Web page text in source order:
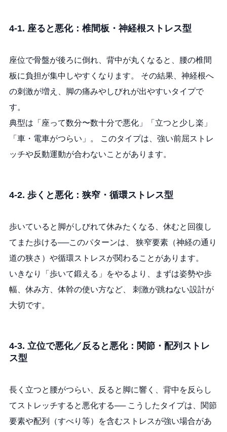
4-1. 座ると悪化：椎間板・神経根ストレス型
座位で骨盤が後ろに倒れ、背中が丸くなると、腰の椎間
板に負担が集中しやすくなります。 その結果、神経根へ
の刺激が増え、脚の痛みやしびれが出やすいタイプで
す。
典型は「座って数分〜数十分で悪化」「立つと少し楽」
「車・電車がつらい」。 このタイプは、強い前屈ストレ
ッチや反動運動が合わないことがあります。
4-2. 歩くと悪化：狭窄・循環ストレス型
歩いていると脚がしびれて休みたくなる、休むと回復し
てまた歩ける──このパターンは、 狭窄要素（神経の通り
道の狭さ）や循環ストレスが関わることがあります。
いきなり「歩いて鍛える」をやるより、まずは姿勢や歩
幅、休み方、体幹の使い方など、 刺激が跳ねない設計が
大切です。
4-3. 立位で悪化／反ると悪化：関節・配列ストレ
ス型
長く立つと腰がつらい、反ると脚に響く、背中を反らし
てストレッチすると悪化する── こうしたタイプは、関節
要素や配列（すべり等）を含むストレスが強い場合があ